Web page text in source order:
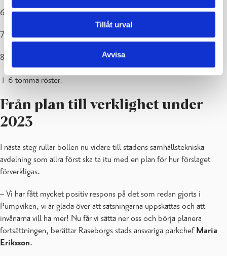
Tillåt urval
Avvisa
6. Pumptrack (för cyklar) byggs, 62 röster
7. Några av stadens busskurer förnyas, 17 röster
8. Funktionerna i lekparken i Pojo kyrkoby förbättras, 84 röster
+ 6 tomma röster.
Från plan till verklighet under
2023
I nästa steg rullar bollen nu vidare till stadens samhällstekniska
avdelning som allra först ska ta itu med en plan för hur förslaget
förverkligas.
– Vi har fått mycket positiv respons på det som redan gjorts i
Pumpviken, vi är glada över att satsningarna uppskattas och att
invånarna vill ha mer! Nu får vi sätta ner oss och börja planera
fortsättningen, berättar Raseborgs stads ansvariga parkchef Maria
Eriksson.